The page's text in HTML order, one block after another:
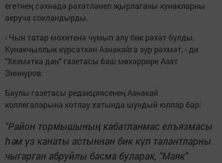
егетнең сәхнәдә рәхәтләнеп җырлаганы кунакларны
аеруча сокландырды.
- Чын татар мохитенә чумып алу бик рәхәт булды.
Кунакчыллык күрсәткән Азнакайга зур рәхмәт, - ди
"Хезмәткә дан" газетасы баш мөхәррире Азат
Зиннуров.
Баулы газетасы редакциясенең Азнакай
коллегаларына котлау хатында шундый юллар бар:
"Район тормышының кабатланмас елъязмасы
һәм үз канаты астыннан бик күп талантларны
чыгарган абруйлы басма буларак, "Маяк"